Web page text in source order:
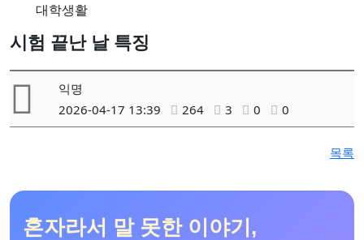
대학생활
시험 끝난 날 특징
익명
2026-04-17 13:39
264 3 0 0
목록
혼자라서 말 못한 이야기,